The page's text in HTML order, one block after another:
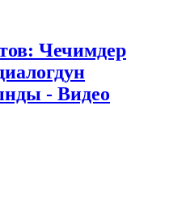
Чечимдер
- Видео